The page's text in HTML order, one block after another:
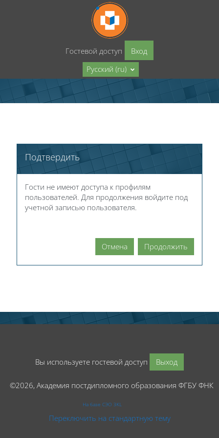
Перейти к основному содержанию
Гостевой доступ
Вход
Русский ‎(ru)‎
Подтвердить
Гости не имеют доступа к профилям
пользователей. Для продолжения войдите под
учетной записью пользователя.
Отмена Продолжить
Вы используете гостевой доступ Выход
©2026, Академия постдипломного образования ФГБУ
На базе СЭО 3KL
Переключить на стандартную тему